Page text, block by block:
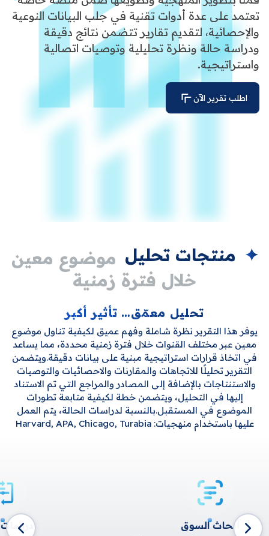
تعتمد على عدة أدوات تقنية في جلب البيانات النوعية
والإحصائية، لتقديم تقارير تتضمن نتائج دقيقة
ودراسة حالة ونظرة تحليلية وتوصيات اتصالية
واستراتيجية.
اطلب تقرير الآن
✦ منتجات تحليل موضوع معين
خلال فترة زمنية
تحليل معمّق… تأثير أكبر
يوفر هذا التقرير نظرة شاملة وفهم عميق لكيفية تناول موضوع
معين عبر مختلف القنوات خلال فترة زمنية محددة، مما يساعد
في اتخاذ قرارات استراتيجية مبنية على بيانات دقيقة.ويتضمن
التقرير تحليلًا للاتجاهات والمقارنات والاحصائيات والتوصيات
والاستنتاجات بالإضافة إلى المصادر والمراجع التي تم الاستناد
إليها في التحليل، ويتضمن خطة لكيفية متابعة تطورات
الموضوع في المستقبل.بالنسبة لدراسات الحالة، يتم العمل
عليها باستخدام منهجيات: Harvard, APA, Chicago, Turabia
دراسات الحالة تحليل